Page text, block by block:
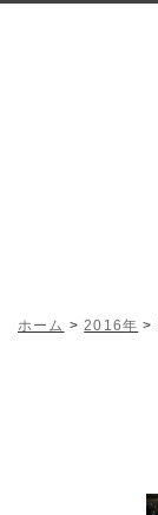
ホーム >2016年 >